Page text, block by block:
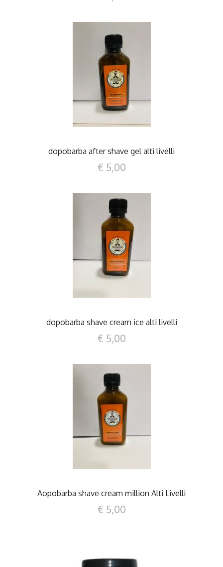
DETTAGLI
dopobarba after shave gel alti livelli
€ 5,00
DETTAGLI
dopobarba shave cream ice alti livelli
€ 5,00
DETTAGLI
Aopobarba shave cream million Alti Livelli
€ 5,00